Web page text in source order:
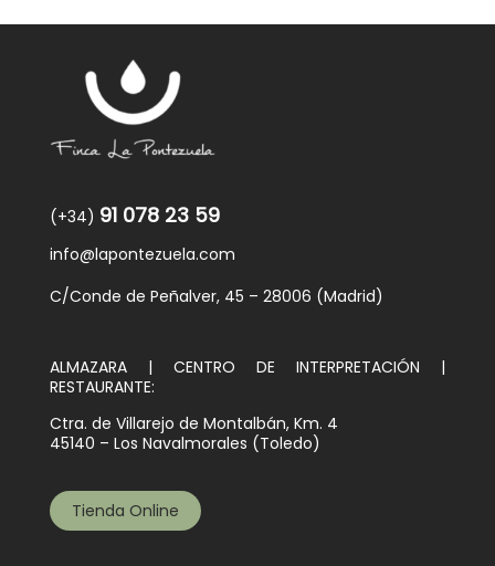
(+34) 91 078 23 59
info@lapontezuela.com
C/Conde de Peñalver, 45 – 28006 (Madrid)
ALMAZARA | CENTRO DE INTERPRETACIÓN |
RESTAURANTE:
Ctra. de Villarejo de Montalbán, Km. 4
45140 – Los Navalmorales (Toledo)
Tienda Online